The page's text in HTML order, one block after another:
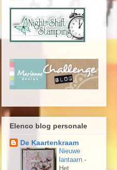
Elenco blog personale
De Kaartenkraam
Nieuwe
lantaarn -
Het